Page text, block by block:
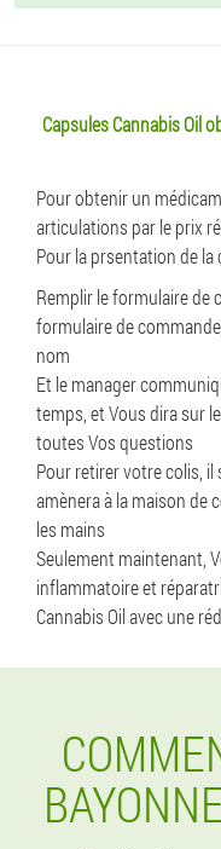
Capsules Cannabis Oil
Pour obtenir un
articulations par le prix
Pour la prsentation de
Remplir le formulaire de
formulaire de
nom
Et le manager
temps, et Vous dira sur
toutes Vos questions
Pour retirer votre colis, il
amènera à la maison de
les mains
Seulement maintenant,
inflammatoire et
Cannabis Oil avec une